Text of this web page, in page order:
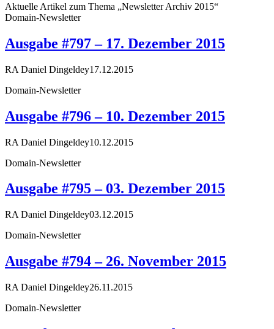
Aktuelle Artikel zum Thema „Newsletter Archiv 2015“
Domain-Newsletter
Ausgabe #797 – 17. Dezember 2015
RA Daniel Dingeldey17.12.2015
Domain-Newsletter
Ausgabe #796 – 10. Dezember 2015
RA Daniel Dingeldey10.12.2015
Domain-Newsletter
Ausgabe #795 – 03. Dezember 2015
RA Daniel Dingeldey03.12.2015
Domain-Newsletter
Ausgabe #794 – 26. November 2015
RA Daniel Dingeldey26.11.2015
Domain-Newsletter